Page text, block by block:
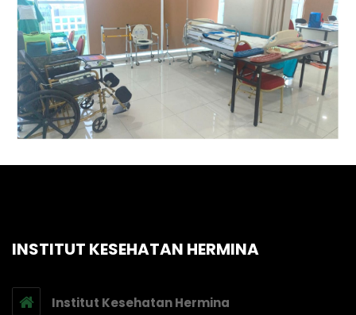
INSTITUT KESEHATAN HERMINA
Institut Kesehatan Hermina